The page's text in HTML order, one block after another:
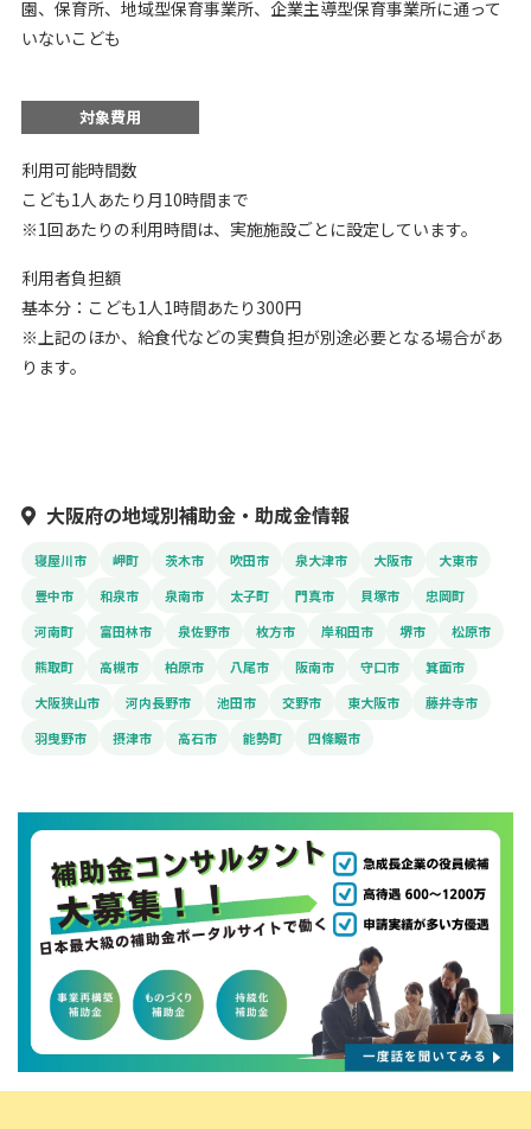
園、保育所、地域型保育事業所、企業主導型保育事業所に通って
いないこども
対象費用
利用可能時間数
こども1人あたり月10時間まで
※1回あたりの利用時間は、実施施設ごとに設定しています。
利用者負担額
基本分：こども1人1時間あたり300円
※上記のほか、給食代などの実費負担が別途必要となる場合があ
ります。
大阪府の地域別補助金・助成金情報
寝屋川市 岬町 茨木市 吹田市 泉大津市 大阪市
大東市
豊中市
和泉市 泉南市 太子町 門真市 貝塚市
忠岡町
河南町
富田林市 泉佐野市 枚方市 岸和田市 堺市
松原市
熊取町
高槻市 柏原市 八尾市 阪南市 守口市
箕面市
大阪狭山市
河内長野市 池田市 交野市 東大阪市
藤井寺市
羽曳野市
摂津市 高石市 能勢町 四條畷市